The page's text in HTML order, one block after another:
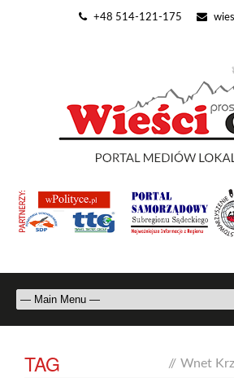
+48 514-121-175
TAG // Wnet